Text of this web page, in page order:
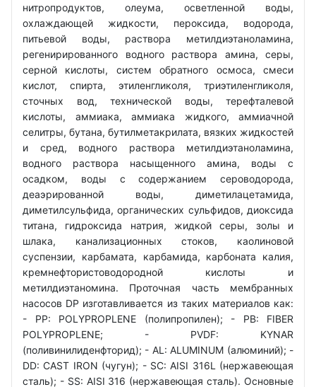
нитропродуктов, олеума, осветленной воды,
охлаждающей жидкости, пероксида, водорода,
питьевой воды, раствора метилдиэтаноламина,
регенирированного водного раствора амина, серы,
серной кислоты, систем обратного осмоса, смеси
кислот, спирта, этиленгликоля, триэтиленгликоля,
сточных вод, технической воды, терефталевой
кислоты, аммиака, аммиака жидкого, аммиачной
селитры, бутана, бутилметакрилата, вязких жидкостей
и сред, водного раствора метилдиэтаноламина,
водного раствора насыщенного амина, воды с
осадком, воды с содержанием сероводорода,
деаэрированной воды, диметилацетамида,
диметилсульфида, органических сульфидов, диоксида
титана, гидроксида натрия, жидкой серы, золы и
шлака, канализационных стоков, каолиновой
суспензии, карбамата, карбамида, карбоната калия,
кремнефтористоводородной кислоты и
метилдиэтаномина. Проточная часть мембранных
насосов DP изготавливается из таких материалов как:
- РР: POLYPROPLENE (полипропилен); - PB: FIBER
POLYPROPLENE; - PVDF: KYNAR
(поливинилиденфторид); - AL: ALUMINUM (алюминий); -
DD: CAST IRON (чугун); - SC: АІSI 316L (нержавеющая
сталь); - SS: АІSI 316 (нержавеющая сталь). Основные